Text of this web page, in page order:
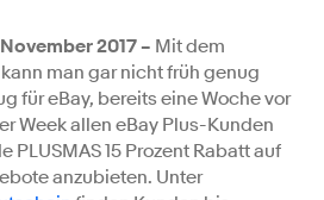
2017 – Mit dem
man gar nicht früh genug
für eBay, bereits eine Woche vor
Week allen eBay Plus-Kunden
15 Prozent Rabatt auf
anzubieten. Unter